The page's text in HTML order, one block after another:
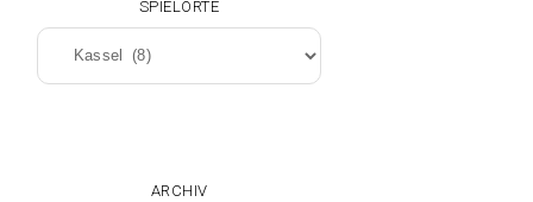
SPIELORTE
Spielorte
ARCHIV